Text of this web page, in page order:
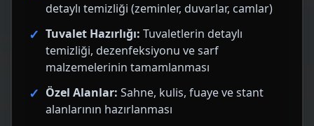
detaylı temizliği (zeminler, duvarlar, camlar)
Tuvalet Hazırlığı: Tuvaletlerin detaylı
temizliği, dezenfeksiyonu ve sarf
malzemelerinin tamamlanması
Özel Alanlar: Sahne, kulis, fuaye ve stant
alanlarının hazırlanması